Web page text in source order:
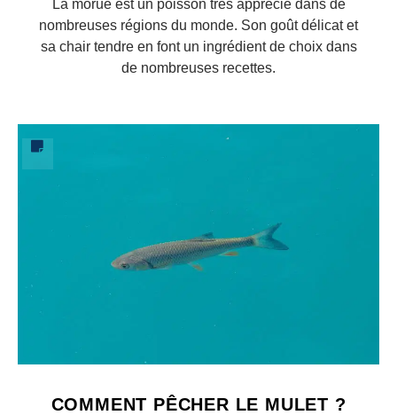
La morue est un poisson très apprécié dans de
nombreuses régions du monde. Son goût délicat et
sa chair tendre en font un ingrédient de choix dans
de nombreuses recettes.
COMMENT PÊCHER LE MULET ?